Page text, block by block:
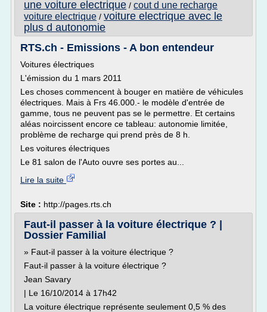
une voiture electrique / cout d une recharge
voiture electrique / voiture electrique avec le
plus d autonomie
RTS.ch - Emissions - A bon entendeur
Voitures électriques
L'émission du 1 mars 2011
Les choses commencent à bouger en matière de véhicules
électriques. Mais à Frs 46.000.- le modèle d'entrée de
gamme, tous ne peuvent pas se le permettre. Et certains
aléas noircissent encore ce tableau: autonomie limitée,
problème de recharge qui prend près de 8 h.
Les voitures électriques
Le 81 salon de l'Auto ouvre ses portes au...
Lire la suite
Site : http://pages.rts.ch
Faut-il passer à la voiture électrique ? |
Dossier Familial
» Faut-il passer à la voiture électrique ?
Faut-il passer à la voiture électrique ?
Jean Savary
| Le 16/10/2014 à 17h42
La voiture électrique représente seulement 0,5 % des